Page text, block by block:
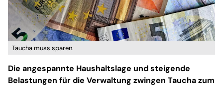
Taucha muss sparen.
Die angespannte Haushaltslage und steigende
Belastungen für die Verwaltung zwingen Taucha zum